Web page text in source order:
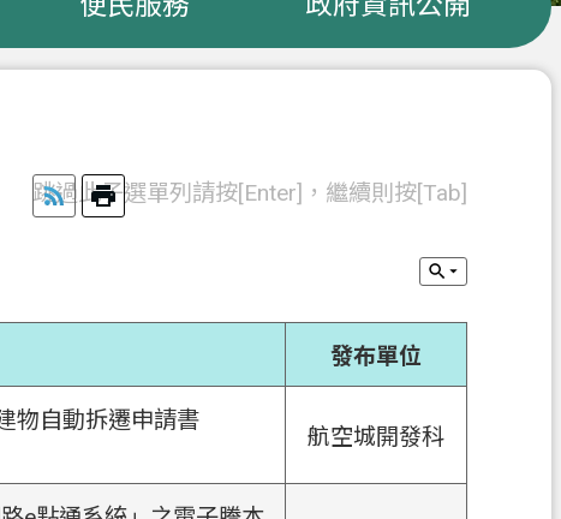
跳過此子選單列請按[Enter]，繼續則按[Tab]
發布單位
物自動拆遷申請書
航空城開發科